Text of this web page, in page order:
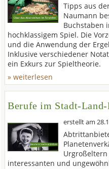
Tipps aus
Naumann
Buchstaben
hochklassigem Spiel. Die
und die Anwendung der
Inklusive verschiedener
ein Exkurs zur Spieltheorie.
» weiterlesen
Berufe im Stadt-Land-
erstellt am
interessanten und